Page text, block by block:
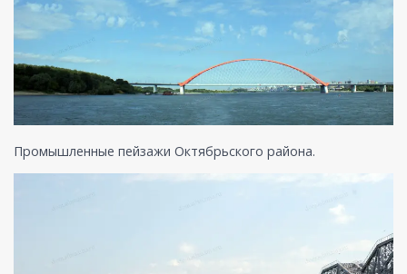
Промышленные пейзажи Октябрьского района.